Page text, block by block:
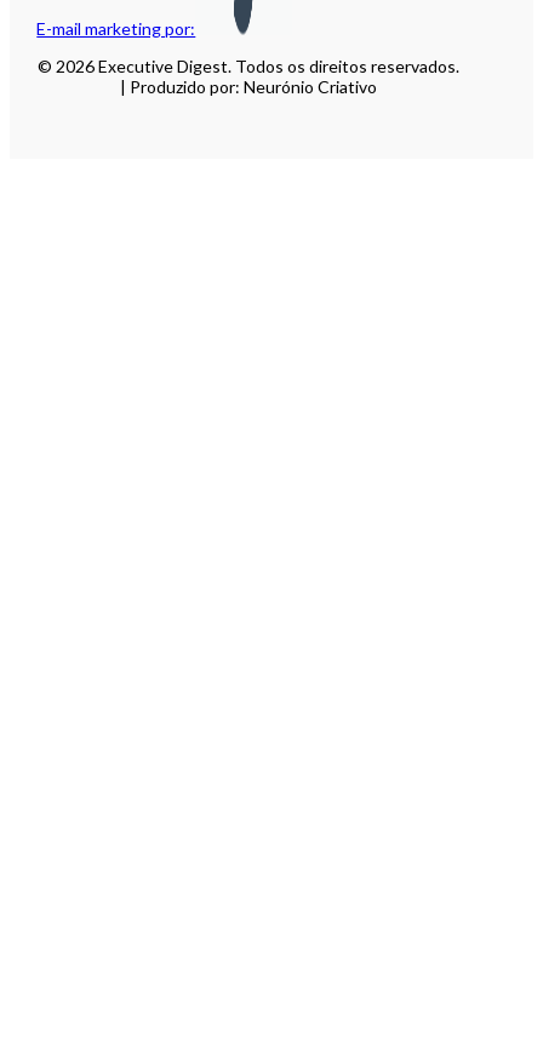
E-mail marketing por:
© 2026 Executive Digest. Todos os direitos reservados.
| Produzido por: Neurónio Criativo